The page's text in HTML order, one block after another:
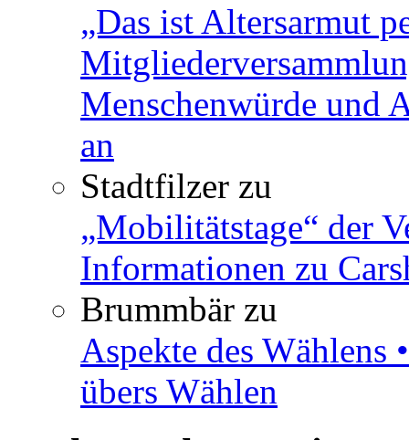
„Das ist Altersarmut
Menschenwürde und
an
Stadtfilzer zu
„Mobilitätstage“ der
Informationen zu
Brummbär zu
Aspekte des
übers Wählen